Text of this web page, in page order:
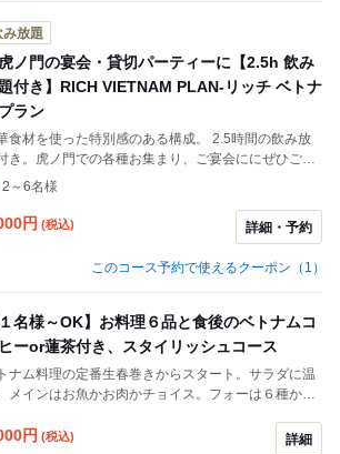
み放題
ノ門の宴会・貸切パーティーに【2.5h 飲み
付き】RlCH VIETNAM PLAN-リッチ ベトナ
ラン
材を使った特別感のある構成。 2.5時間の飲み放
き。虎ノ門での各種お集まり、ご宴会ににぜひご検
ださい。
2～6名様
円 (税込) 詳細・予約
このコース予約で使えるクーポン（1）
１名様～OK】お料理６品と食後のベトナムコ
ーor蓮茶付き、スタイリッシュコース
ナム料理の定番生春巻きからスタート。サラダに温
メインはお魚かお肉かチョイス。フォーは６種から
は蓮のお茶と一緒にデザートをお楽しみください。
円 (税込) 詳細